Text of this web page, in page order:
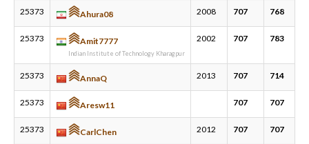
25373 Ahura08 2008 707 768
25373 Amit7777
Indian Institute of Technology Kharagpur
2002 707 783
25373 AnnaQ 2013 707 714
25373 Aresw11 707 707
25373 CarlChen 2012 707 707